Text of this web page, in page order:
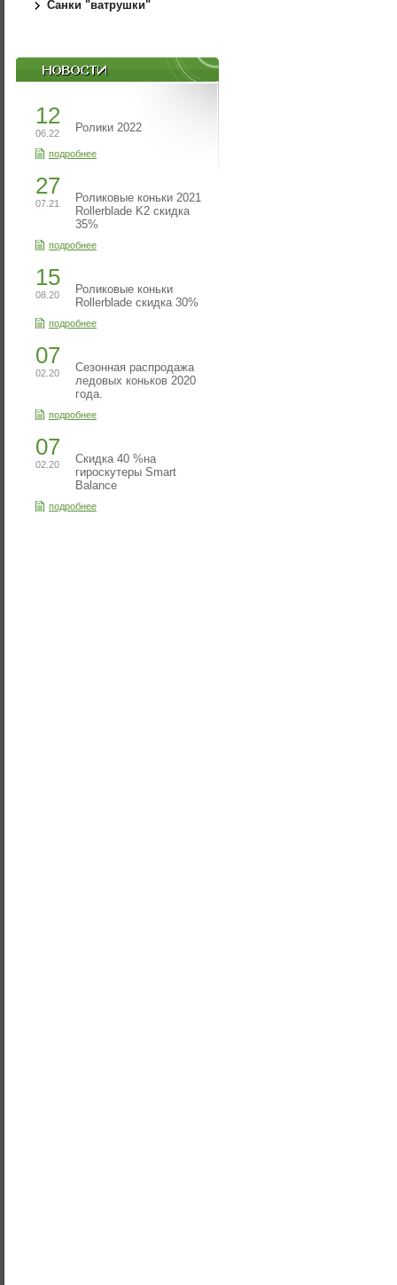
Санки "ватрушки"
12
06.22 Ролики 2022
подробнее
27
07.21
Роликовые коньки 2021
Rollerblade K2 скидка
35%
подробнее
15
08.20
Роликовые коньки
Rollerblade скидка 30%
подробнее
07
02.20
Сезонная распродажа
ледовых коньков 2020
года.
подробнее
07
02.20
Скидка 40 %на
гироскутеры Smart
Balance
подробнее